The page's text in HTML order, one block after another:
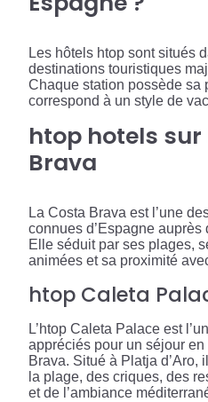
Les hôtels htop sont situés
destinations touristiques
Chaque station possède sa
correspond à un style de
htop hotels sur
Brava
La Costa Brava est l’une
connues d’Espagne
Elle séduit par ses plages,
animées et sa proximité
htop Caleta
L’htop Caleta Palace est
appréciés pour un séjour
Brava. Situé à Platja d’Aro,
la plage, des criques, des
et de l’ambiance